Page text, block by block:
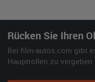
Rücken Sie Ihren
Bei film-autos.com gibt
Hauptrollen zu